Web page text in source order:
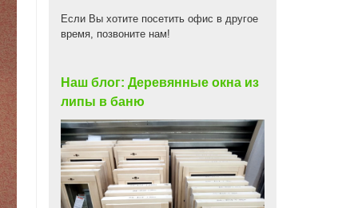
Если Вы хотите посетить офис в другое
время, позвоните нам!
Наш блог: Деревянные окна из
липы в баню